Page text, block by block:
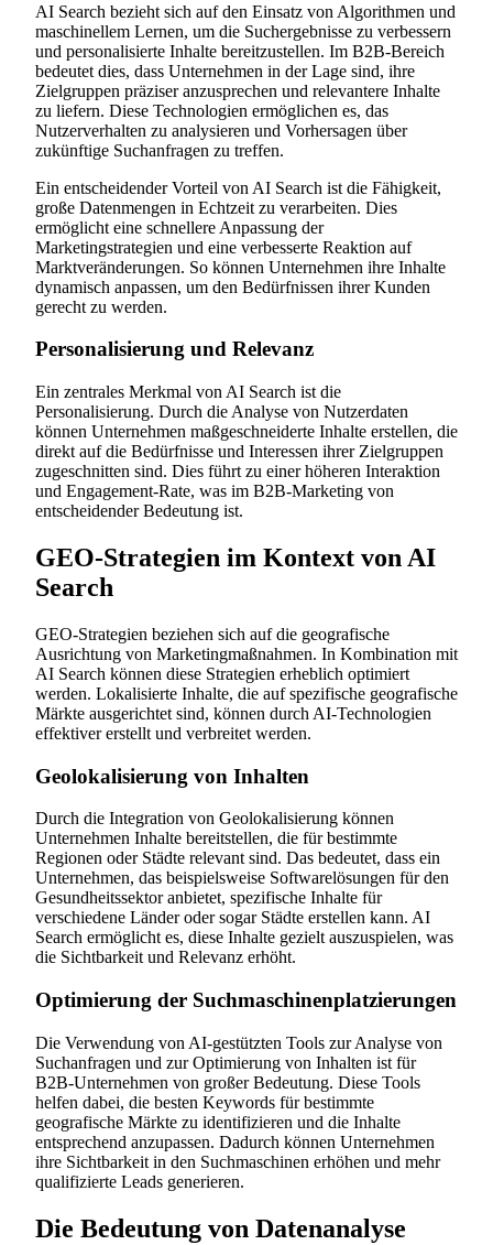
AI Search bezieht sich auf den Einsatz von Algorithmen und
maschinellem Lernen, um die Suchergebnisse zu verbessern
und personalisierte Inhalte bereitzustellen. Im B2B-Bereich
bedeutet dies, dass Unternehmen in der Lage sind, ihre
Zielgruppen präziser anzusprechen und relevantere Inhalte
zu liefern. Diese Technologien ermöglichen es, das
Nutzerverhalten zu analysieren und Vorhersagen über
zukünftige Suchanfragen zu treffen.
Ein entscheidender Vorteil von AI Search ist die Fähigkeit,
große Datenmengen in Echtzeit zu verarbeiten. Dies
ermöglicht eine schnellere Anpassung der
Marketingstrategien und eine verbesserte Reaktion auf
Marktveränderungen. So können Unternehmen ihre Inhalte
dynamisch anpassen, um den Bedürfnissen ihrer Kunden
gerecht zu werden.
Personalisierung und Relevanz
Ein zentrales Merkmal von AI Search ist die
Personalisierung. Durch die Analyse von Nutzerdaten
können Unternehmen maßgeschneiderte Inhalte erstellen, die
direkt auf die Bedürfnisse und Interessen ihrer Zielgruppen
zugeschnitten sind. Dies führt zu einer höheren Interaktion
und Engagement-Rate, was im B2B-Marketing von
entscheidender Bedeutung ist.
GEO-Strategien im Kontext von AI
Search
GEO-Strategien beziehen sich auf die geografische
Ausrichtung von Marketingmaßnahmen. In Kombination mit
AI Search können diese Strategien erheblich optimiert
werden. Lokalisierte Inhalte, die auf spezifische geografische
Märkte ausgerichtet sind, können durch AI-Technologien
effektiver erstellt und verbreitet werden.
Geolokalisierung von Inhalten
Durch die Integration von Geolokalisierung können
Unternehmen Inhalte bereitstellen, die für bestimmte
Regionen oder Städte relevant sind. Das bedeutet, dass ein
Unternehmen, das beispielsweise Softwarelösungen für den
Gesundheitssektor anbietet, spezifische Inhalte für
verschiedene Länder oder sogar Städte erstellen kann. AI
Search ermöglicht es, diese Inhalte gezielt auszuspielen, was
die Sichtbarkeit und Relevanz erhöht.
Optimierung der Suchmaschinenplatzierungen
Die Verwendung von AI-gestützten Tools zur Analyse von
Suchanfragen und zur Optimierung von Inhalten ist für
B2B-Unternehmen von großer Bedeutung. Diese Tools
helfen dabei, die besten Keywords für bestimmte
geografische Märkte zu identifizieren und die Inhalte
entsprechend anzupassen. Dadurch können Unternehmen
ihre Sichtbarkeit in den Suchmaschinen erhöhen und mehr
qualifizierte Leads generieren.
Die Bedeutung von Datenanalyse